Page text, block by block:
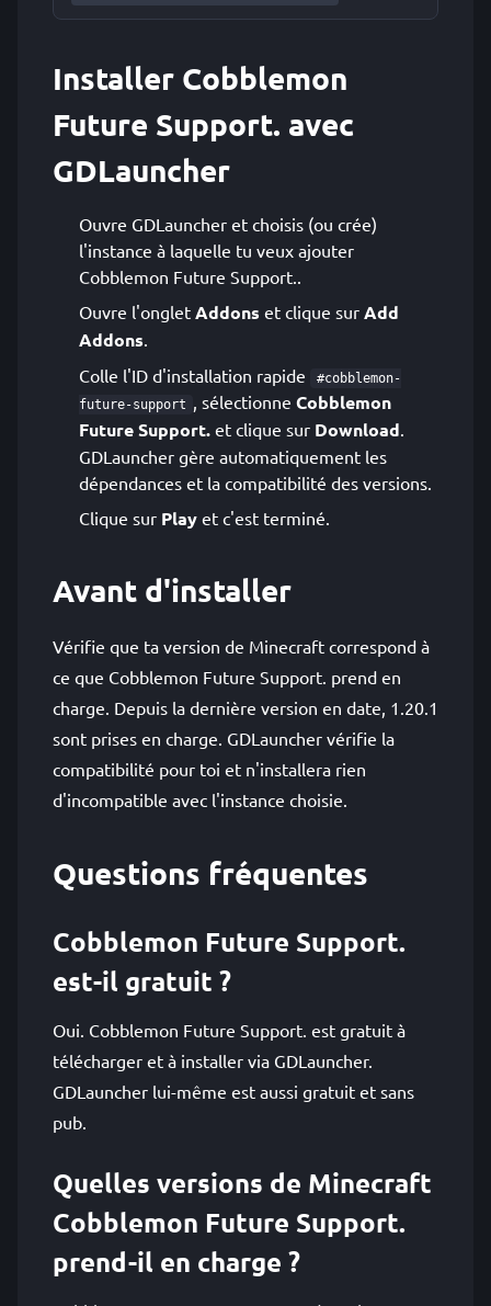
Installer Cobblemon
Future Support. avec
GDLauncher
Ouvre GDLauncher et choisis (ou crée)
l'instance à laquelle tu veux ajouter
Cobblemon Future Support..
Ouvre l'onglet Addons et clique sur Add
Addons.
Colle l'ID d'installation rapide
#cobblemon-
future-support , sélectionne Cobblemon
Future Support. et clique sur Download.
GDLauncher gère automatiquement les
dépendances et la compatibilité des versions.
Clique sur Play et c'est terminé.
Avant d'installer
Vérifie que ta version de Minecraft correspond à
ce que Cobblemon Future Support. prend en
charge. Depuis la dernière version en date, 1.20.1
sont prises en charge. GDLauncher vérifie la
compatibilité pour toi et n'installera rien
d'incompatible avec l'instance choisie.
Questions fréquentes
Cobblemon Future Support.
est-il gratuit ?
Oui. Cobblemon Future Support. est gratuit à
télécharger et à installer via GDLauncher.
GDLauncher lui-même est aussi gratuit et sans
pub.
Quelles versions de Minecraft
Cobblemon Future Support.
prend-il en charge ?